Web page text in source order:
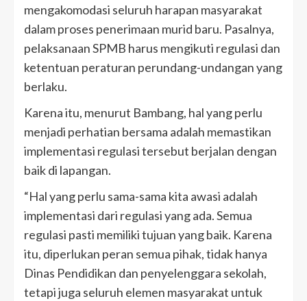
mengakomodasi seluruh harapan masyarakat
dalam proses penerimaan murid baru. Pasalnya,
pelaksanaan SPMB harus mengikuti regulasi dan
ketentuan peraturan perundang-undangan yang
berlaku.
Karena itu, menurut Bambang, hal yang perlu
menjadi perhatian bersama adalah memastikan
implementasi regulasi tersebut berjalan dengan
baik di lapangan.
“Hal yang perlu sama-sama kita awasi adalah
implementasi dari regulasi yang ada. Semua
regulasi pasti memiliki tujuan yang baik. Karena
itu, diperlukan peran semua pihak, tidak hanya
Dinas Pendidikan dan penyelenggara sekolah,
tetapi juga seluruh elemen masyarakat untuk